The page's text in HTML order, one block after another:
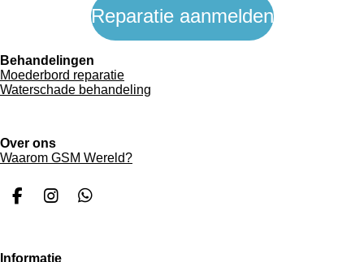
Reparatie aanmelden
Behandelingen
Moederbord reparatie
Waterschade behandeling
Over ons
Waarom GSM Wereld?
F
I
W
Informatie